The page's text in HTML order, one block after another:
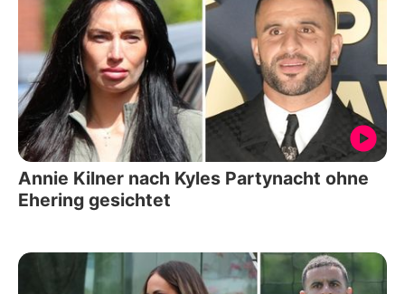
Annie Kilner nach Kyles Partynacht ohne
Ehering gesichtet